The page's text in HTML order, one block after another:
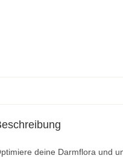
deine Darmflora und